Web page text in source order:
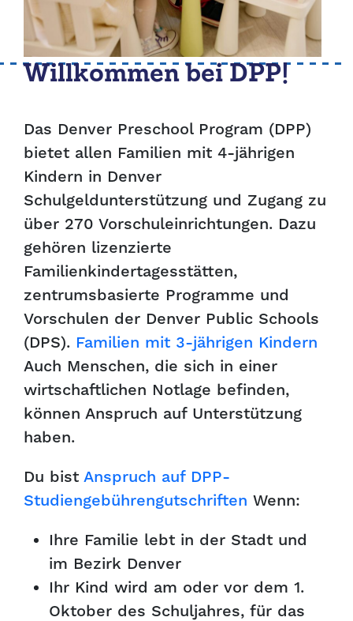
Willkommen bei DPP!
Das Denver Preschool Program (DPP)
bietet allen Familien mit 4-jährigen
Kindern in Denver
Schulgeldunterstützung und Zugang zu
über 270 Vorschuleinrichtungen. Dazu
gehören lizenzierte
Familienkindertagesstätten,
zentrumsbasierte Programme und
Vorschulen der Denver Public Schools
(DPS). Familien mit 3-jährigen Kindern
Auch Menschen, die sich in einer
wirtschaftlichen Notlage befinden,
können Anspruch auf Unterstützung
haben.
Du bist Anspruch auf DPP-
Studiengebührengutschriften Wenn:
Ihre Familie lebt in der Stadt und
im Bezirk Denver
Ihr Kind wird am oder vor dem 1.
Oktober des Schuljahres, für das